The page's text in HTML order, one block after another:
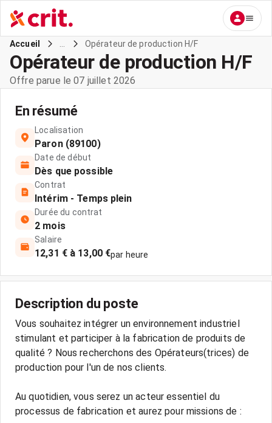
Accueil Opérateur de production H/F
Opérateur de production H/F
Offre parue le 07 juillet 2026
En résumé
Localisation
Paron (89100)
Date de début
Dès que possible
Contrat
Intérim - Temps plein
Durée du contrat
2 mois
Salaire
12,31 € à 13,00 €par heure
Description du poste
Vous souhaitez intégrer un environnement industriel
stimulant et participer à la fabrication de produits de
qualité ? Nous recherchons des Opérateurs(trices) de
production pour l'un de nos clients.
Au quotidien, vous serez un acteur essentiel du
processus de fabrication et aurez pour missions de :